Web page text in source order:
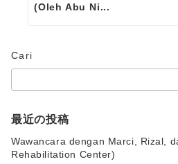
(Oleh Abu Ni...
Cari
最近の投稿
Wawancara dengan Marci, Rizal,
Rehabilitation Center)